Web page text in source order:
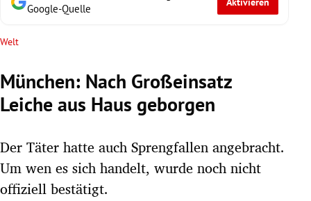
Untermenü
Google-Quelle
Welt
München: Nach Großeinsatz
Leiche aus Haus geborgen
Der Täter hatte auch Sprengfallen angebracht.
Um wen es sich handelt, wurde noch nicht
offiziell bestätigt.